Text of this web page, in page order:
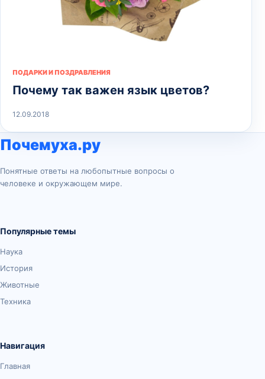
ПОДАРКИ И ПОЗДРАВЛЕНИЯ
Почему так важен язык цветов?
12.09.2018
Почемуха.ру
Понятные ответы на любопытные вопросы о
человеке и окружающем мире.
Популярные темы
Наука
История
Животные
Техника
Навигация
Главная